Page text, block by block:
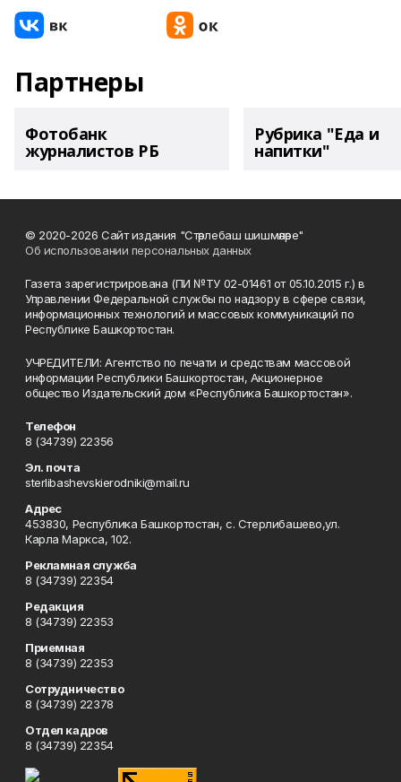
Партнеры
Фотобанк
журналистов РБ
Рубрика "Еда и
напитки"
© 2020-2026 Сайт издания "Стәрлебаш шишмәләре"
Об использовании персональных данных
Газета зарегистрирована (ПИ №ТУ 02-01461 от 05.10.2015 г.) в
Управлении Федеральной службы по надзору в сфере связи,
информационных технологий и массовых коммуникаций по
Республике Башкортостан.
УЧРЕДИТЕЛИ: Агентство по печати и средствам массовой
информации Республики Башкортостан, Акционерное
общество Издательский дом «Республика Башкортостан».
Телефон
8 (34739) 22356
Эл. почта
sterlibashevskierodniki@mail.ru
Адрес
453830, Республика Башкортостан, c. Стерлибашево,ул.
Карла Маркса, 102.
Рекламная служба
8 (34739) 22354
Редакция
8 (34739) 22353
Приемная
8 (34739) 22353
Сотрудничество
8 (34739) 22378
Отдел кадров
8 (34739) 22354